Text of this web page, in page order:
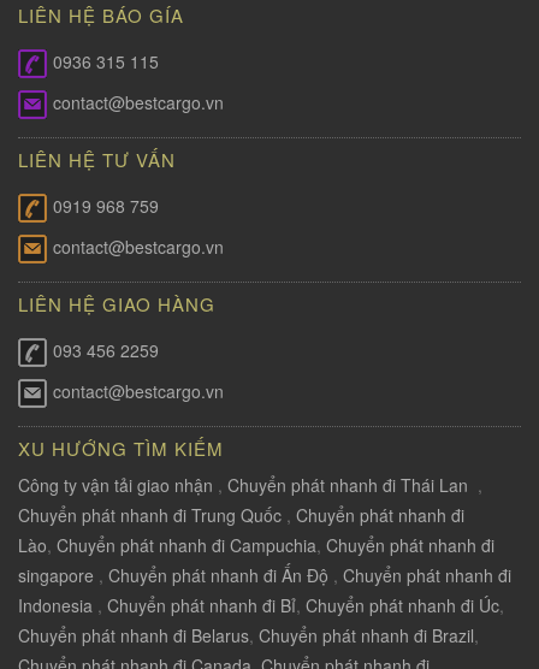
LIÊN HỆ BÁO GÍA
0936 315 115
contact@bestcargo.vn
LIÊN HỆ TƯ VẤN
0919 968 759
contact@bestcargo.vn
LIÊN HỆ GIAO HÀNG
093 456 2259
contact@bestcargo.vn
XU HƯỚNG TÌM KIẾM
Công ty vận tải giao nhận , Chuyển phát nhanh đi Thái Lan ,
Chuyển phát nhanh đi Trung Quốc , Chuyển phát nhanh đi
Lào, Chuyển phát nhanh đi Campuchia, Chuyển phát nhanh đi
singapore , Chuyển phát nhanh đi Ấn Độ , Chuyển phát nhanh đi
Indonesia , Chuyển phát nhanh đi Bỉ, Chuyển phát nhanh đi Úc,
Chuyển phát nhanh đi Belarus, Chuyển phát nhanh đi Brazil,